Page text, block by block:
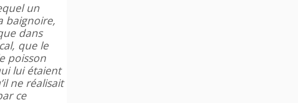
un
baignoire,
dans
que le
poisson
lui étaient
ne réalisait
ce